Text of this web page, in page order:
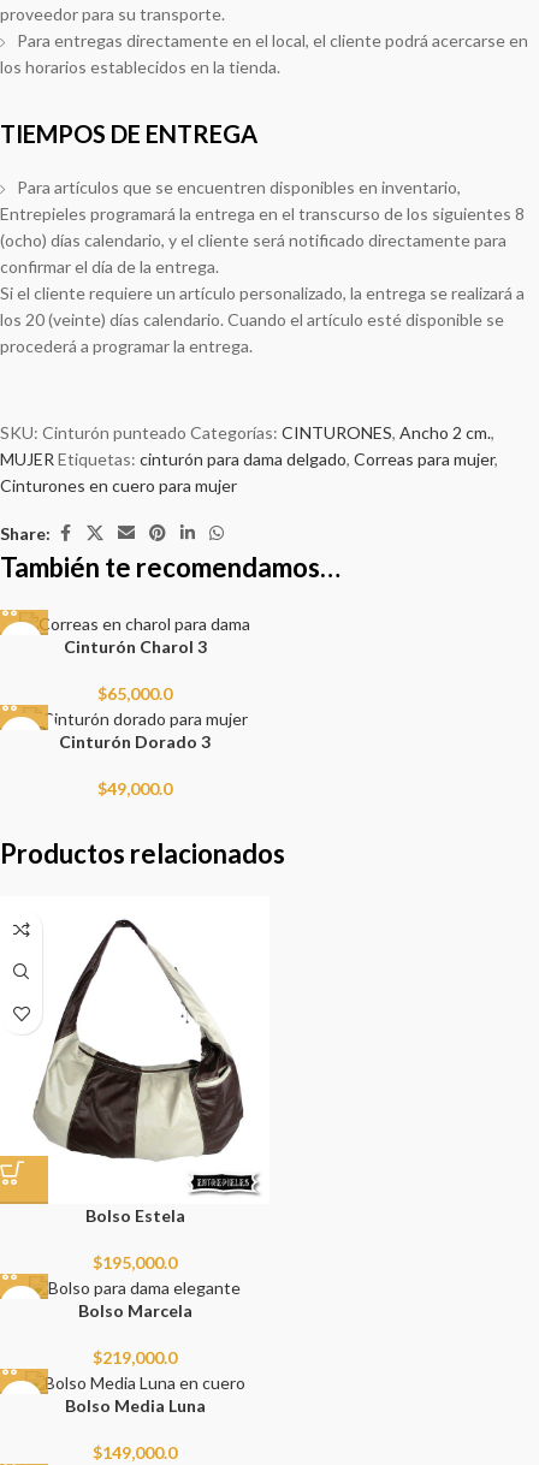
proveedor para su transporte.
Para entregas directamente en el local, el cliente podrá acercarse en
los horarios establecidos en la tienda.
TIEMPOS DE ENTREGA
Para artículos que se encuentren disponibles en inventario,
Entrepieles programará la entrega en el transcurso de los siguientes 8
(ocho) días calendario, y el cliente será notificado directamente para
confirmar el día de la entrega.
Si el cliente requiere un artículo personalizado, la entrega se realizará a
los 20 (veinte) días calendario. Cuando el artículo esté disponible se
procederá a programar la entrega.
SKU: Cinturón punteado Categorías: CINTURONES, Ancho 2 cm.,
MUJEREtiquetas: cinturón para dama delgado, Correas para mujer,
Cinturones en cuero para mujer
Share:
También te recomendamos…
Cinturón Charol 3
$65,000.0
SOLD
Cinturón Dorado 3
$49,000.0
Productos relacionados
Bolso Estela
$195,000.0
Bolso Marcela
$219,000.0
Bolso Media Luna
$149,000.0